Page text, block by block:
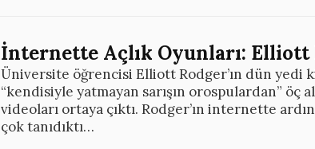
İnternette Açlık Oyunları: Elliott
Üniversite öğrencisi Elliott Rodger’ın dün
“kendisiyle yatmayan sarışın orospulardan” öç
videoları ortaya çıktı. Rodger’ın internette
çok tanıdıktı…